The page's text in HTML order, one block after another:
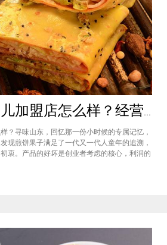
石小沫煎饼果儿加盟店怎么样？经营煎饼果子店利润如何
？寻味山东，回忆那一份小时候的专属记忆，
现煎饼果子满足了一代又一代人童年的追溯，
衷。产品的好坏是创业者考虑的核心，利润的
？能赚钱吗？下面小编将为大家解答这些问